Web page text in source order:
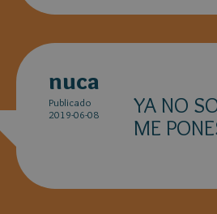
nuca
Publicado
2019-06-08
YA NO
ME